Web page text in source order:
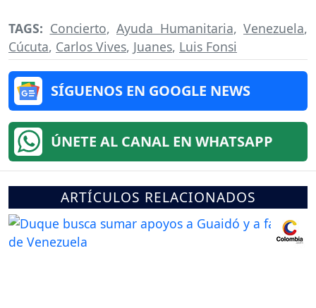
TAGS: Concierto, Ayuda Humanitaria, Venezuela,
Cúcuta, Carlos Vives, Juanes, Luis Fonsi
SÍGUENOS EN GOOGLE NEWS
ÚNETE AL CANAL EN WHATSAPP
ARTÍCULOS RELACIONADOS